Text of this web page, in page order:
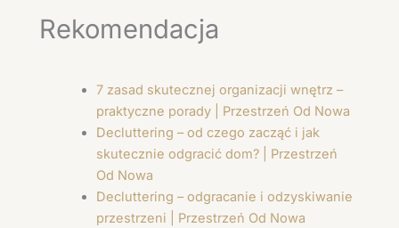
Rekomendacja
7 zasad skutecznej organizacji wnętrz –
praktyczne porady | Przestrzeń Od Nowa
Decluttering – od czego zacząć i jak
skutecznie odgracić dom? | Przestrzeń
Od Nowa
Decluttering – odgracanie i odzyskiwanie
przestrzeni | Przestrzeń Od Nowa